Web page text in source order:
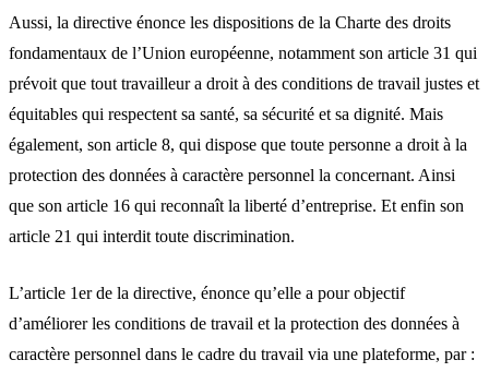
Aussi, la directive énonce les dispositions de la Charte des droits
fondamentaux de l’Union européenne, notamment son article 31 qui
prévoit que tout travailleur a droit à des conditions de travail justes et
équitables qui respectent sa santé, sa sécurité et sa dignité. Mais
également, son article 8, qui dispose que toute personne a droit à la
protection des données à caractère personnel la concernant. Ainsi
que son article 16 qui reconnaît la liberté d’entreprise. Et enfin son
article 21 qui interdit toute discrimination.
L’article 1er de la directive, énonce qu’elle a pour objectif
d’améliorer les conditions de travail et la protection des données à
caractère personnel dans le cadre du travail via une plateforme, par :